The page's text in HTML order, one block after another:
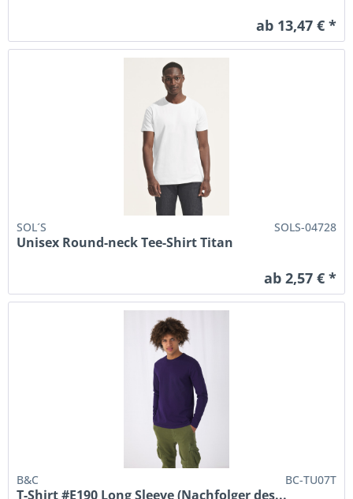
ab 13,47 € *
SOL´S SOLS-04728
Unisex Round-neck Tee-Shirt Titan
ab 2,57 € *
B&C BC-TU07T
T-Shirt #E190 Long Sleeve (Nachfolger des...